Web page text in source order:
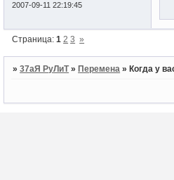
2007-09-11 22:19:45
Страница:1 2 3 »
»37аЯ РуЛиТ »Перемена »Когда у